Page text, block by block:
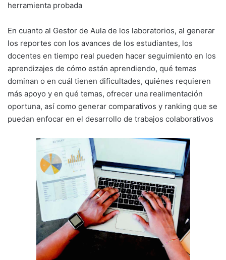
herramienta probada
En cuanto al Gestor de Aula de los laboratorios, al generar
los reportes con los avances de los estudiantes, los
docentes en tiempo real pueden hacer seguimiento en los
aprendizajes de cómo están aprendiendo, qué temas
dominan o en cuál tienen dificultades, quiénes requieren
más apoyo y en qué temas, ofrecer una realimentación
oportuna, así como generar comparativos y ranking que se
puedan enfocar en el desarrollo de trabajos colaborativos